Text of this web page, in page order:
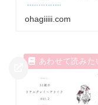
ohagiiiii.com